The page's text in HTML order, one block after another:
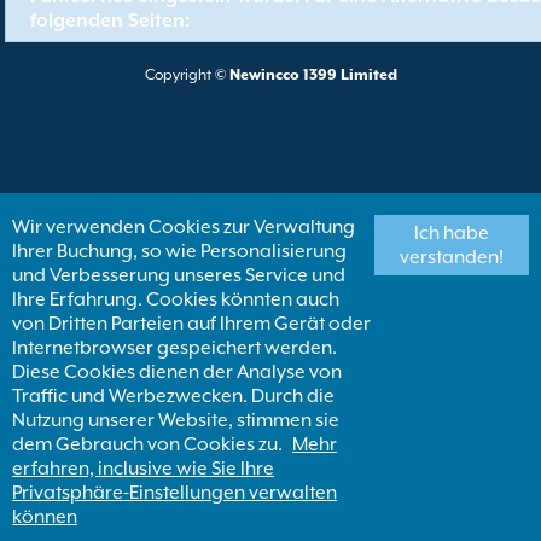
folgenden Seiten:
Copyright ©Newincco 1399 Limited
Wir verwenden Cookies zur Verwaltung
Ihrer Buchung, so wie Personalisierung
und Verbesserung unseres Service und
Ihre Erfahrung. Cookies könnten auch
von Dritten Parteien auf Ihrem Gerät oder
Internetbrowser gespeichert werden.
Diese Cookies dienen der Analyse von
Traffic und Werbezwecken. Durch die
Nutzung unserer Website, stimmen sie
dem Gebrauch von Cookies zu. Mehr
erfahren, inclusive wie Sie Ihre
Privatsphäre-Einstellungen verwalten
können
Ich habe
verstanden!